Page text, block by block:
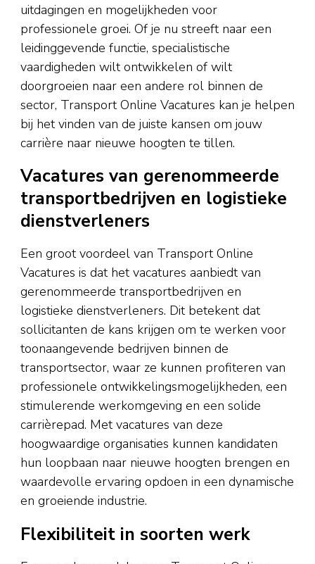
uitdagingen en mogelijkheden voor
professionele groei. Of je nu streeft naar een
leidinggevende functie, specialistische
vaardigheden wilt ontwikkelen of wilt
doorgroeien naar een andere rol binnen de
sector, Transport Online Vacatures kan je helpen
bij het vinden van de juiste kansen om jouw
carrière naar nieuwe hoogten te tillen.
Vacatures van gerenommeerde
transportbedrijven en logistieke
dienstverleners
Een groot voordeel van Transport Online
Vacatures is dat het vacatures aanbiedt van
gerenommeerde transportbedrijven en
logistieke dienstverleners. Dit betekent dat
sollicitanten de kans krijgen om te werken voor
toonaangevende bedrijven binnen de
transportsector, waar ze kunnen profiteren van
professionele ontwikkelingsmogelijkheden, een
stimulerende werkomgeving en een solide
carrièrepad. Met vacatures van deze
hoogwaardige organisaties kunnen kandidaten
hun loopbaan naar nieuwe hoogten brengen en
waardevolle ervaring opdoen in een dynamische
en groeiende industrie.
Flexibiliteit in soorten werk